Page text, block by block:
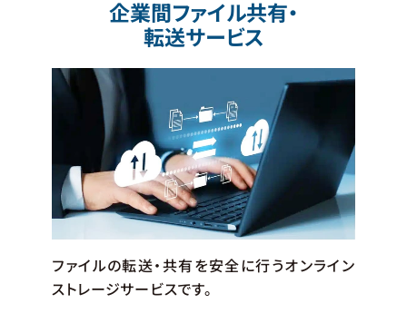
企業間ファイル共有・
転送サービス
ファイルの転送・共有を安全に行うオンライン
ストレージサービスです。